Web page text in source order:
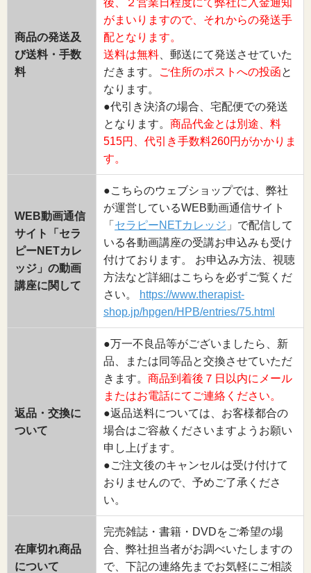
商品の発送及
び送料・手数
料
後、２営業日程度にて弊社に入金通知
がまいりますので、それからの発送手
配となります。
送料は無料 、郵送にて発送させていた
だきます。
ご住所のポストへの投函と
なります。
●代引き決済の場合、宅配便での発送
となります。 商品代金とは別途、料
515円、代引き手数料260円がかかりま
す。
WEB動画通信
サイト「セラ
ピーNETカレ
ッジ」の動画
講座に関して
●こちらのウェブショップでは、弊社
が運営しているWEB動画通信サイト
「 セラピーNETカレッジ 」で配信して
いる各動画講座の受講お申込みも受け
付けております。 お申込み方法、視聴
方法など詳細はこちらを必ずご覧くだ
さい。
https://www.therapist-
shop.jp/hpgen/HPB/entries/75.html
返品・交換に
ついて
●万一不良品等がございましたら、新
品、または同等品と交換させていただ
きます。 商品到着後７日以内にメール
またはお電話にてご連絡ください。
●返品送料については、お客様都合の
場合はご容赦くださいますようお願い
申し上げます。
●ご注文後のキャンセルは受け付けて
おりませんので、予めご了承くださ
い。
在庫切れ商品
について
完売雑誌・書籍・DVDをご希望の場
合、弊社担当者がお調べいたしますの
で、下記の連絡先までお気軽にご相談